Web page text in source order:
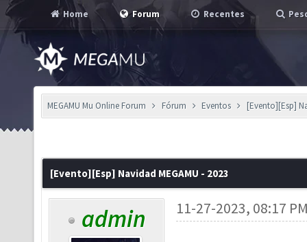
Home Forum Recentes
MEGAMU Mu Online Forum Fórum Eventos [Evento][Esp]
[Evento][Esp] Navidad MEGAMU - 2023
admin 11-27-2023, 08:17